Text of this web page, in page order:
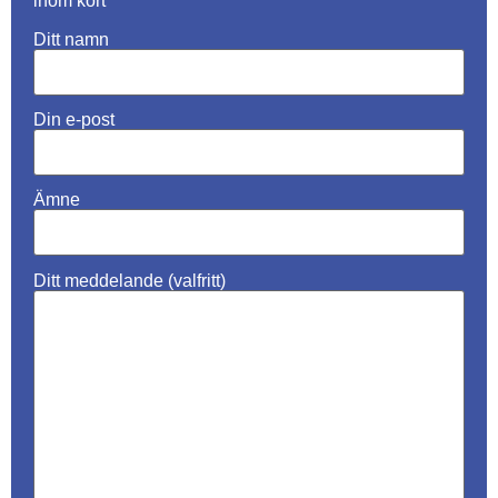
Ditt namn
Din e-post
Ämne
Ditt meddelande (valfritt)